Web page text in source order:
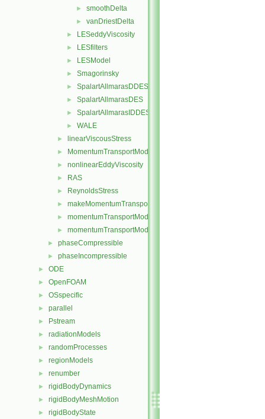
► smoothDelta
► vanDriestDelta
► LESeddyViscosity
► LESfilters
► LESModel
► Smagorinsky
► SpalartAllmarasDDES
► SpalartAllmarasDES
► SpalartAllmarasIDDES
► WALE
► linearViscousStress
► MomentumTransportModel
► nonlinearEddyViscosity
► RAS
► ReynoldsStress
► makeMomentumTransportModel.H
► momentumTransportModel.C
► momentumTransportModel.H
► phaseCompressible
► phaseIncompressible
► ODE
► OpenFOAM
► OSspecific
► parallel
► Pstream
► radiationModels
► randomProcesses
► regionModels
► renumber
► rigidBodyDynamics
► rigidBodyMeshMotion
► rigidBodyState